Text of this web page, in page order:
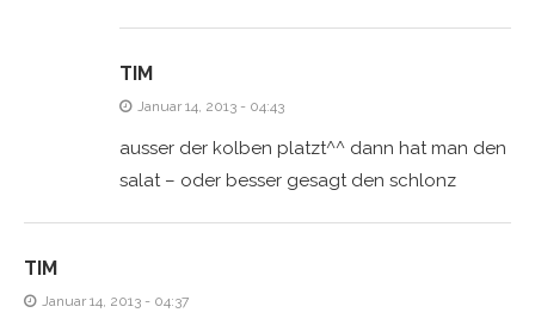
TIM
Januar 14, 2013 - 04:43
ausser der kolben platzt^^ dann hat man den
salat – oder besser gesagt den schlonz
TIM
Januar 14, 2013 - 04:37